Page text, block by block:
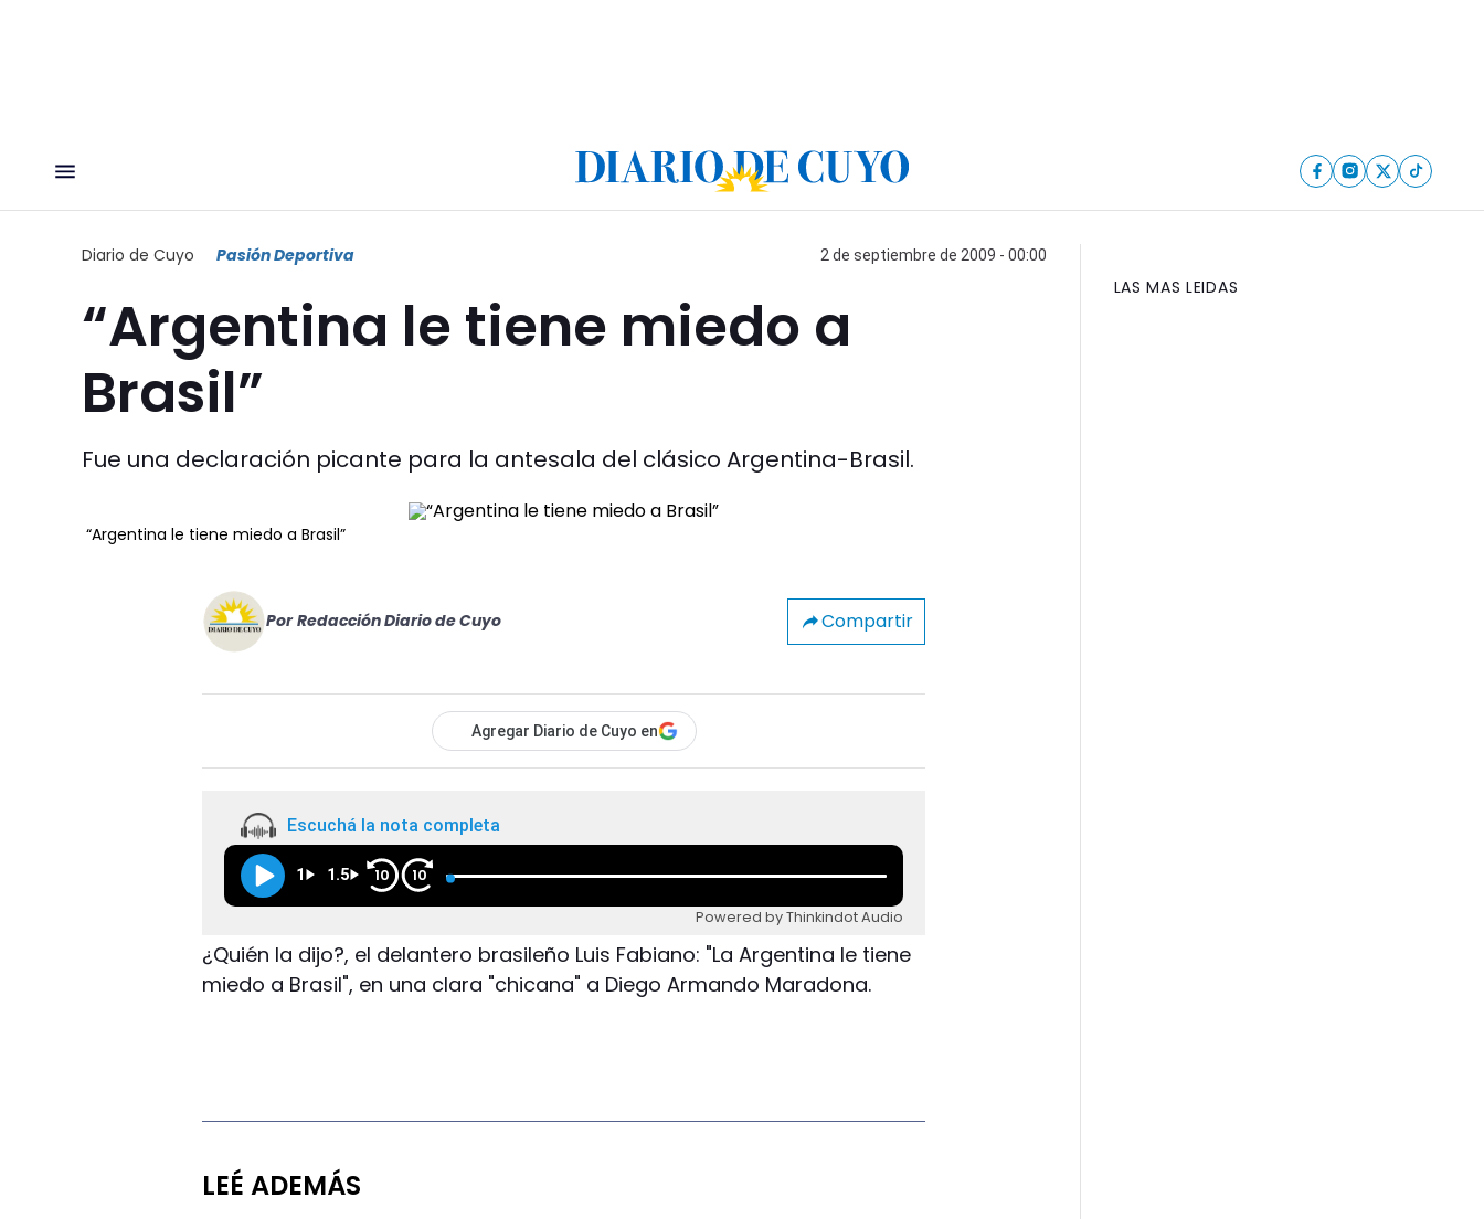
Diario de Cuyo Pasión Deportiva 2 de septiembre de 2009 - 00:00
“Argentina le tiene miedo a
Brasil”
Fue una declaración picante para la antesala del clásico Argentina-Brasil.
“Argentina le tiene miedo a Brasil”
Por Redacción Diario de Cuyo Compartir
Agregar Diario de Cuyo en
Escuchá la nota completa
1 1.5 10 10
Powered by Thinkindot Audio
¿Quién la dijo?, el delantero brasileño Luis Fabiano: "La Argentina le tiene
miedo a Brasil", en una clara "chicana" a Diego Armando Maradona.
LEÉ ADEMÁS
LAS MAS LEIDAS